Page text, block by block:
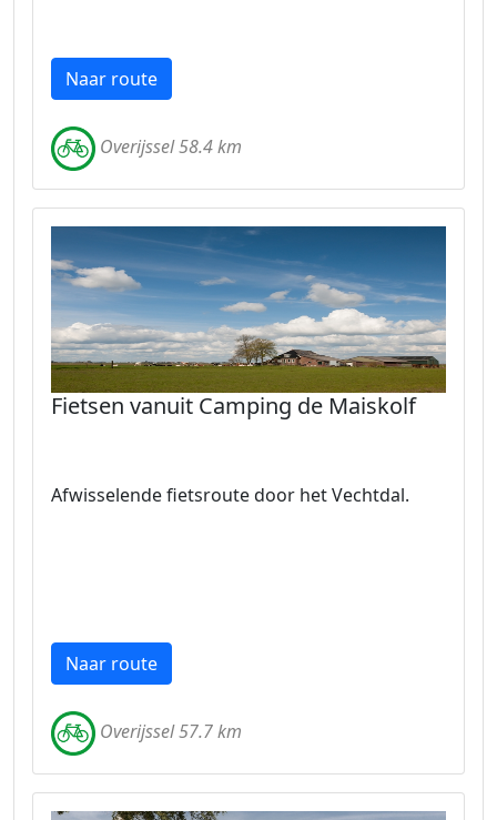
Naar route
Overijssel 58.4 km
Fietsen vanuit Camping de Maiskolf
Afwisselende fietsroute door het Vechtdal.
Naar route
Overijssel 57.7 km